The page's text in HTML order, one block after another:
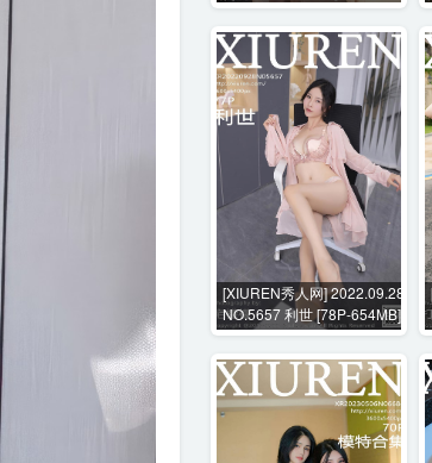
528MB]
[XIUREN秀人网] 2022.09.28
NO.5657 利世 [78P-654MB]